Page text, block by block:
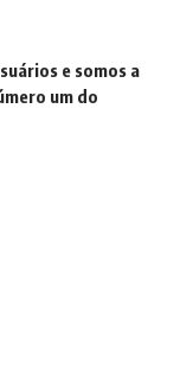
e somos a
um do